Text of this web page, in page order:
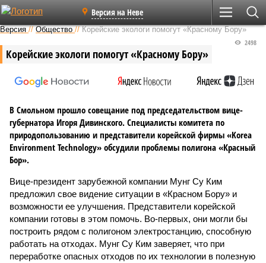
Версия на Неве
Версия //Общество //Корейские экологи помогут «Красному Бору»
Корейские экологи помогут «Красному Бору»
2498
В Смольном прошло совещание под председательством вице-
губернатора Игоря Дивинского. Специалисты комитета по
природопользованию и представители корейской фирмы «Korea
Environment Technology» обсудили проблемы полигона «Красный
Бор».
Вице-президент зарубежной компании Мунг Су Ким
предложил свое видение ситуации в «Красном Бору» и
возможности ее улучшения. Представители корейской
компании готовы в этом помочь. Во-первых, они могли бы
построить рядом с полигоном электростанцию, способную
работать на отходах. Мунг Су Ким заверяет, что при
переработке опасных отходов по их технологии в полезную